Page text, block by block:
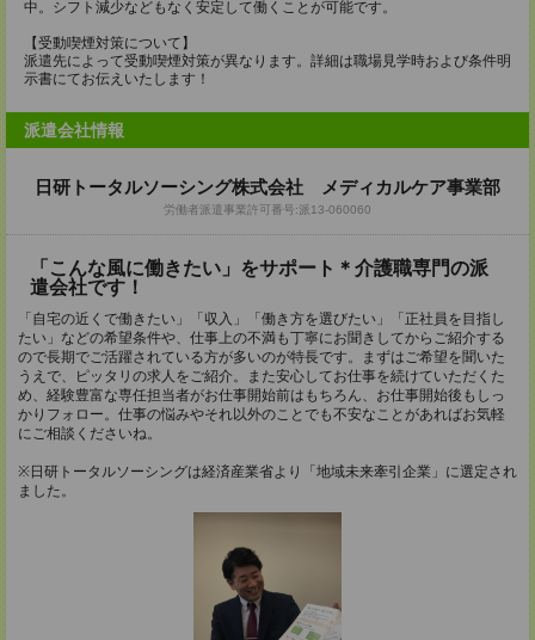
中。シフト減少などもなく安定して働くことが可能です。
【受動喫煙対策について】
派遣先によって受動喫煙対策が異なります。詳細は職場見学時および条件明
示書にてお伝えいたします！
派遣会社情報
日研トータルソーシング株式会社 メディカルケア事業部
労働者派遣事業許可番号:派13-060060
「こんな風に働きたい」をサポート＊介護職専門の派
遣会社です！
「自宅の近くで働きたい」「収入」「働き方を選びたい」「正社員を目指し
たい」などの希望条件や、仕事上の不満も丁寧にお聞きしてからご紹介する
ので長期でご活躍されている方が多いのが特長です。まずはご希望を聞いた
うえで、ピッタリの求人をご紹介。また安心してお仕事を続けていただくた
め、経験豊富な専任担当者がお仕事開始前はもちろん、お仕事開始後もしっ
かりフォロー。仕事の悩みやそれ以外のことでも不安なことがあればお気軽
にご相談くださいね。
※日研トータルソーシングは経済産業省より「地域未来牽引企業」に選定され
ました。